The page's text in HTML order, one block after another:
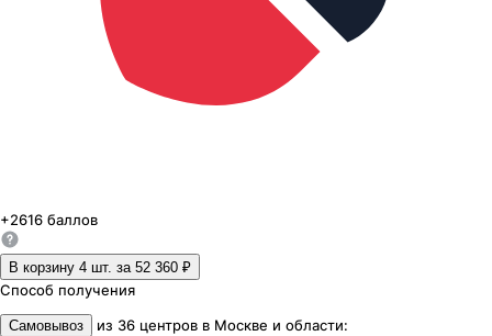
+2616 баллов
В корзину 4 шт. за 52 360 ₽
Способ получения
Самовывоз из 36 центров в Москве и области: